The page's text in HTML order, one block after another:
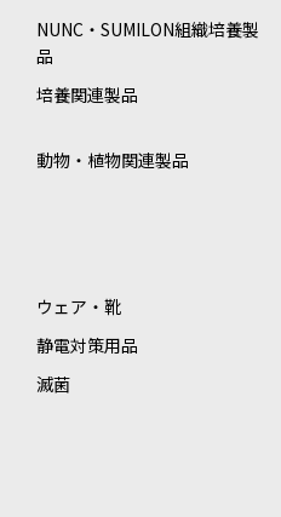
NUNC・SUMILON組織培養製
品
培養関連製品
動物・植物関連製品
ウェア・靴
静電対策用品
滅菌